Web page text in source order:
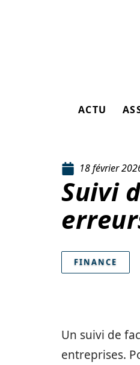
ACTU
18 février
Suivi
FINANCE
Un suivi de
entreprises.